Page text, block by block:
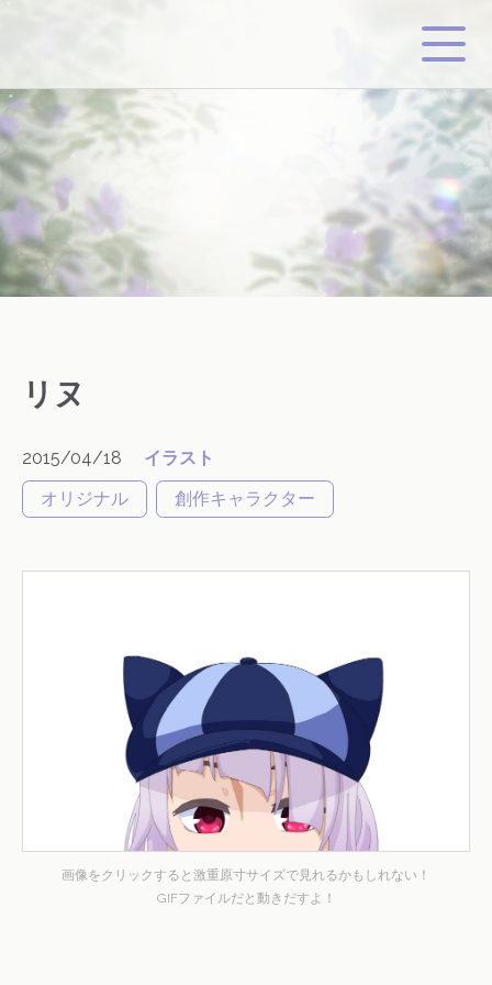
リヌ
2015/04/18
イラスト
オリジナル
創作キャラクター
画像をクリックすると激重原寸サイズで見れるかもしれない！
GIFファイルだと動きだすよ！